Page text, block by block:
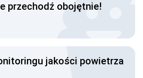
przechodź obojętnie!
jakości powietrza